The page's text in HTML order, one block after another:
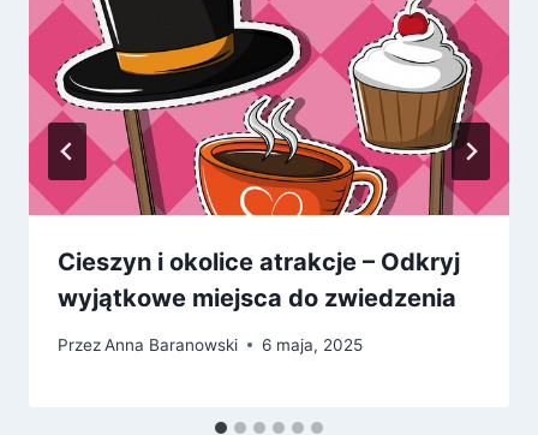
Cieszyn i okolice atrakcje – Odkryj
wyjątkowe miejsca do zwiedzenia
PrzezAnna Baranowski 6 maja, 2025